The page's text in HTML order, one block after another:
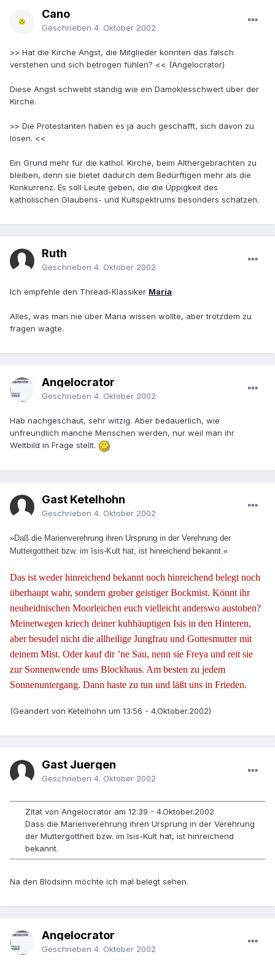
Cano
Geschrieben 4. Oktober 2002
>> Hat die Kirche Angst, die Mitglieder könnten das falsch
verstehen und sich betrogen fühlen? << (Angelocrator)
Diese Angst schwebt ständig wie ein Damoklesschwert über der
Kirche.
>> Die Protestanten haben es ja auch geschafft, sich davon zu
lösen. <<
Ein Grund mehr für die kathol. Kirche, beim Althergebrachten zu
bleiben, denn sie bietet dadurch dem Bedürftigen mehr als die
Konkurrenz. Es soll Leute geben, die die Üppigkeit des
katholischen Glaubens- und Kultspektrums besonders schätzen.
Ruth
Geschrieben 4. Oktober 2002
Ich empfehle den Thread-Klassiker Maria.
Alles, was man nie über Maria wissen wollte, aber trotzdem zu
fragen wagte.
Angelocrator
Geschrieben 4. Oktober 2002
Hab nachgeschaut, sehr witzig. Aber bedauerlich, wie
unfreundlich manche Menschen werden, nur weil man ihr
Weltbild in Frage stellt.
Gast Ketelhohn
Geschrieben 4. Oktober 2002
»Daß die Marienverehrung ihren Ursprung in der Verehrung der
Muttergottheit bzw. im Isis-Kult hat, ist hinreichend bekannt.«
Das ist weder hinreichend bekannt noch hinreichend belegt noch
überhaupt wahr, sondern grober geistiger Bockmist. Könnt ihr
neuheidnischen Moorleichen euch vielleicht anderswo austoben?
Meinetwegen kriech deiner kuhhäuptigen Isis in den Hinteren,
aber besudel nicht die allheilige Jungfrau und Gottesmutter mit
deinem Mist. Oder kauf dir ’ne Sau, nenn sie Freya und reit sie
zur Sonnenwende ums Blockhaus. Am besten zu jedem
Sonnenuntergang. Dann haste zu tun und läßt uns in Frieden.
(Geändert von Ketelhohn um 13:56 - 4.Oktober.2002)
Gast Juergen
Geschrieben 4. Oktober 2002
Zitat von Angelocrator am 12:39 - 4.Oktober.2002
Dass die Marienverehrung ihren Ursprung in der Verehrung
der Muttergottheit bzw. im Isis-Kult hat, ist hinreichend
bekannt.
Na den Blödsinn möchte ich mal belegt sehen.
Angelocrator
Geschrieben 4. Oktober 2002